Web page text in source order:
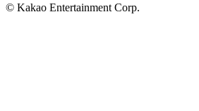
© Kakao Entertainment Corp.